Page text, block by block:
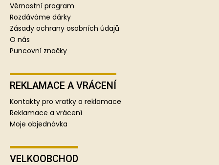
Věrnostní program
Rozdáváme dárky
Zásady ochrany osobních údajů
O nás
Puncovní značky
REKLAMACE A VRÁCENÍ
Kontakty pro vratky a reklamace
Reklamace a vrácení
Moje objednávka
VELKOOBCHOD